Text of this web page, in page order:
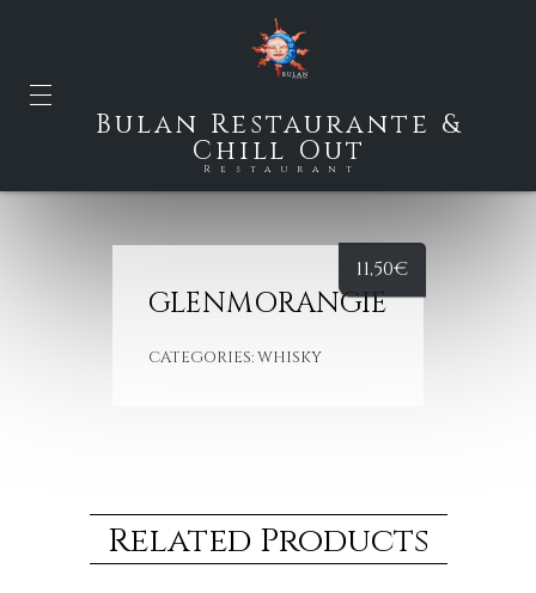
Bulan Restaurante &
Chill Out
Restaurant
GLENMORANGIE
CATEGORIES:WHISKY
11,50€
Related Products